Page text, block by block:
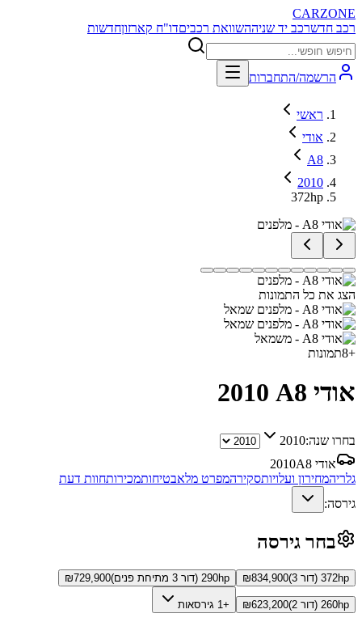
CARZONE
רכב חדשרכב יד שניההשוואת רכביםדו"ח קארזוןחדשות
הרשמה/התחברות
ראשי
אודי
A8
2010
372hp
הצג את כל התמונות
+
8תמונות
אודי A8 2010
בחרו שנה:2010
אודי A8
2010
גלריהמחירון ועלויותסקירהמפרט מלאבטיחותמכירותחוות דעת
גירסה:
בחר גירסה
372hp (דור 3) ₪834,900 290hp (דור 3 מתיחת פנים) ₪729,900
260hp (דור 2) ₪623,200 +1 גירסאות